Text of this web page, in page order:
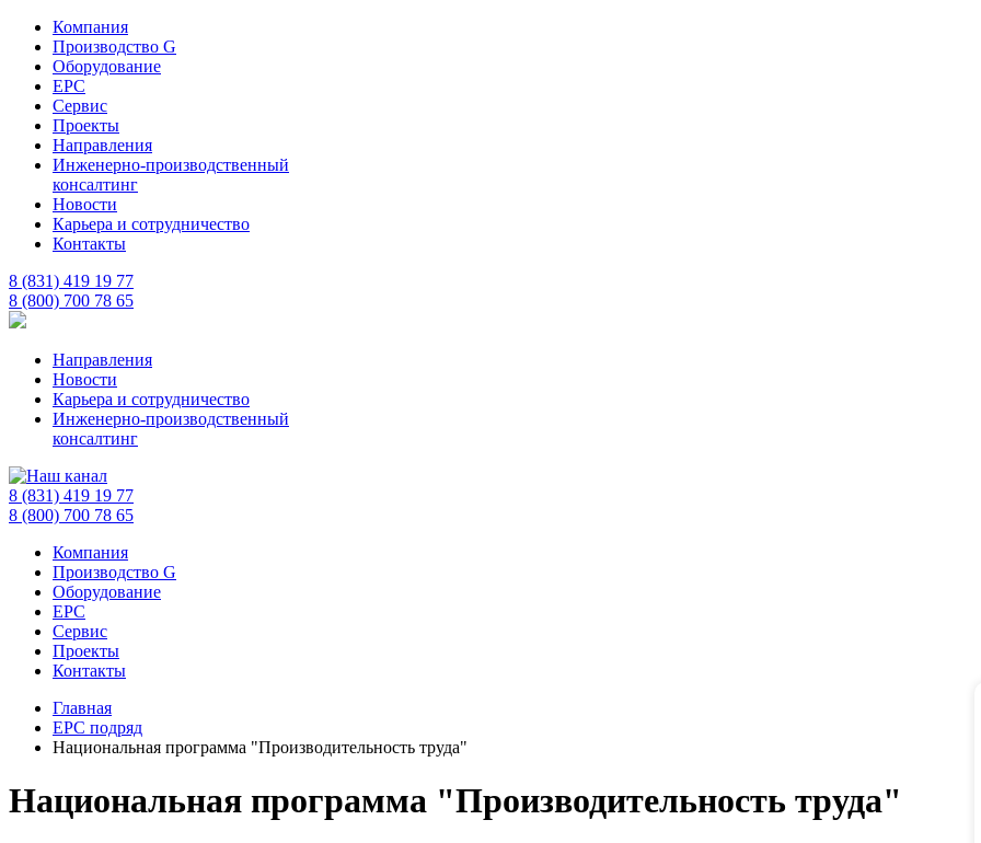
Компания
Производство G
Оборудование
EPC
Сервис
Проекты
Направления
Инженерно-производственный
консалтинг
Новости
Карьера и сотрудничество
Контакты
8 (831) 419 19 77
8 (800) 700 78 65
Направления
Новости
Карьера и сотрудничество
Инженерно-производственный
консалтинг
8 (831) 419 19 77
8 (800) 700 78 65
Компания
Производство G
Оборудование
EPC
Сервис
Проекты
Контакты
Главная
EPC подряд
Национальная программа "Производительность труда"
Национальная программа "Производительность труда"